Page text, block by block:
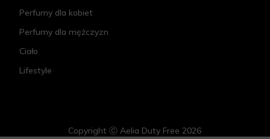
Perfumy dla kobiet
Perfumy dla mężczyzn
Ciało
Lifestyle
Copyright Ⓒ Aelia Duty Free 2026